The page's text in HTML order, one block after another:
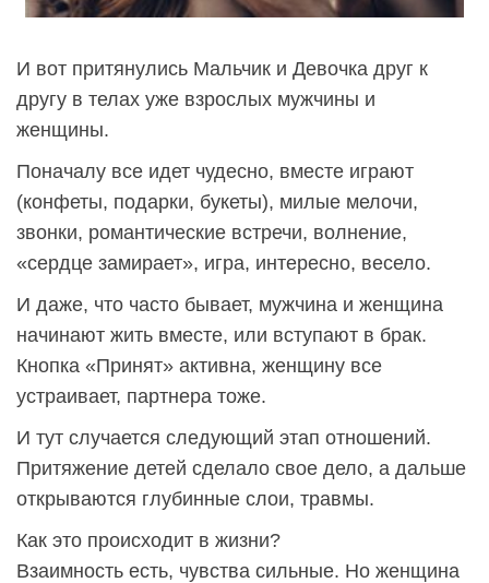
И вот притянулись Мальчик и Девочка друг к
другу в телах уже взрослых мужчины и
женщины.
Поначалу все идет чудесно, вместе играют
(конфеты, подарки, букеты), милые мелочи,
звонки, романтические встречи, волнение,
«сердце замирает», игра, интересно, весело.
И даже, что часто бывает, мужчина и женщина
начинают жить вместе, или вступают в брак.
Кнопка «Принят» активна, женщину все
устраивает, партнера тоже.
И тут случается следующий этап отношений.
Притяжение детей сделало свое дело, а дальше
открываются глубинные слои, травмы.
Как это происходит в жизни?
Взаимность есть, чувства сильные. Но женщина